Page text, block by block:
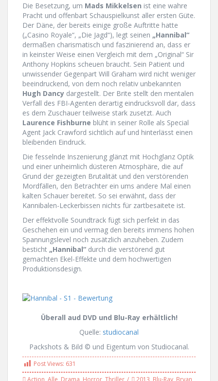
Die Besetzung, um Mads Mikkelsen ist eine wahre
Pracht und offenbart Schauspielkunst aller ersten Güte.
Der Däne, der bereits einige große Auftritte hatte
(„Casino Royale“, „Die Jagd“), legt seinen „Hannibal“
dermaßen charismatisch und faszinierend an, dass er
in keinster Weise einen Vergleich mit dem „Original“ Sir
Anthony Hopkins scheuen braucht. Sein Patient und
unwissender Gegenpart Will Graham wird nicht weniger
beeindruckend, von dem noch relativ unbekannten
Hugh Dancy dargestellt. Der Brite stellt den mentalen
Verfall des FBI-Agenten derartig eindrucksvoll dar, dass
es dem Zuschauer teilweise stark zusetzt. Auch
Laurence Fishburne blüht in seiner Rolle als Special
Agent Jack Crawford sichtlich auf und hinterlässt einen
bleibenden Eindruck.
Die fesselnde Inszenierung glänzt mit Hochglanz Optik
und einer unheimlich düsteren Atmosphäre, die auf
Grund der gezeigten Brutalität und den verstörenden
Mordfällen, den Betrachter ein ums andere Mal einen
kalten Schauer bereitet. So sei erwähnt, dass der
Kannibalen-Leckerbissen nichts für zartbesaitete ist.
Der effektvolle Soundtrack fügt sich perfekt in das
Geschehen ein und vermag den bereits immens hohen
Spannungslevel noch zusätzlich anzuheben. Zudem
besticht „Hannibal“ durch die verstörend gut
gemachten Ekel-Effekte und dem hochwertigen
Produktionsdesign.
Überall aud DVD und Blu-Ray erhältlich!
Quelle: studiocanal
Packshots & Bild © und Eigentum von Studiocanal.
Post Views: 631
Action Alle Drama Horror Thriller 2013 Blu-Ray Bryan